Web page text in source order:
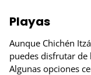
Playas
Aunque Chichén
puedes disfrutar de
Algunas opciones